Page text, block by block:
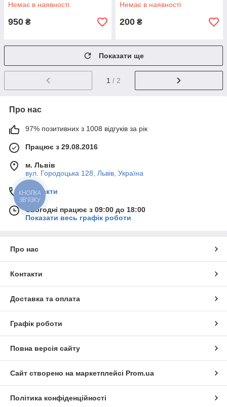
Немає в наявності
950 ₴
Немає в наявності
200 ₴
Показати ще
1 / 2
Про нас
97% позитивних з 1008 відгуків за рік
Працює з 29.08.2016
м. Львів
вул. Городоцька 128, Львів, Україна
Контакти
Сьогодні працює з 09:00 до 18:00
Показати весь графік роботи
Про нас
Контакти
Доставка та оплата
Графік роботи
Повна версія сайту
Сайт створено на маркетплейсі Prom.ua
Політика конфіденційності
КНОПКА
ЗВ'ЯЗКУ